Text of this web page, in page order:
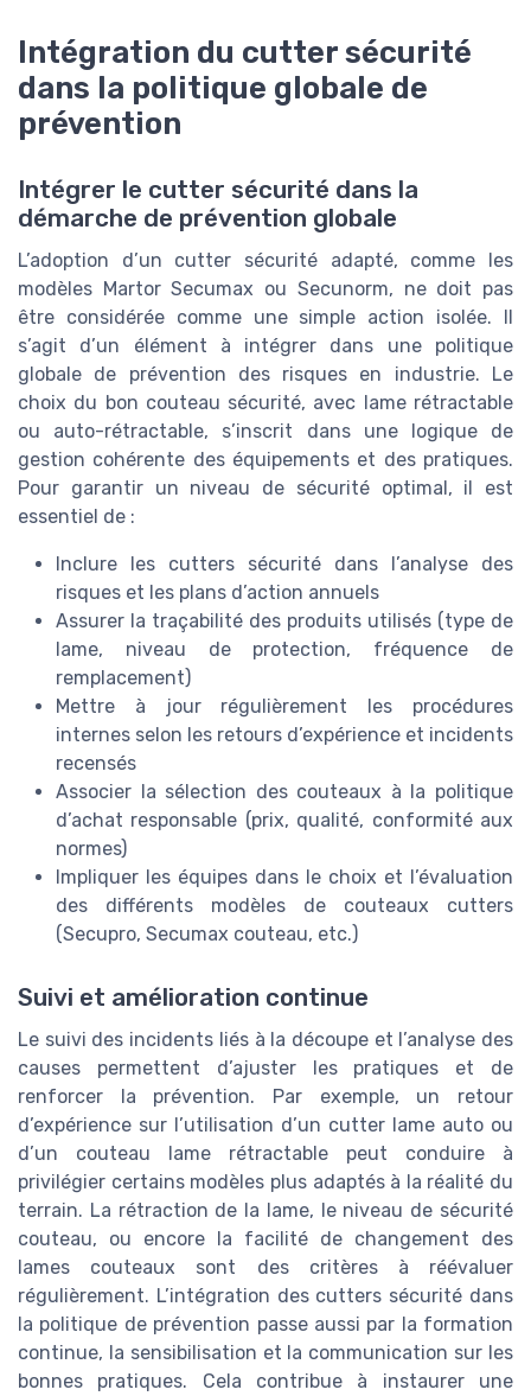
Intégration du cutter sécurité
dans la politique globale de
prévention
Intégrer le cutter sécurité dans la
démarche de prévention globale
L’adoption d’un cutter sécurité adapté, comme les
modèles Martor Secumax ou Secunorm, ne doit pas
être considérée comme une simple action isolée. Il
s’agit d’un élément à intégrer dans une politique
globale de prévention des risques en industrie. Le
choix du bon couteau sécurité, avec lame rétractable
ou auto-rétractable, s’inscrit dans une logique de
gestion cohérente des équipements et des pratiques.
Pour garantir un niveau de sécurité optimal, il est
essentiel de :
Inclure les cutters sécurité dans l’analyse des
risques et les plans d’action annuels
Assurer la traçabilité des produits utilisés (type de
lame, niveau de protection, fréquence de
remplacement)
Mettre à jour régulièrement les procédures
internes selon les retours d’expérience et incidents
recensés
Associer la sélection des couteaux à la politique
d’achat responsable (prix, qualité, conformité aux
normes)
Impliquer les équipes dans le choix et l’évaluation
des différents modèles de couteaux cutters
(Secupro, Secumax couteau, etc.)
Suivi et amélioration continue
Le suivi des incidents liés à la découpe et l’analyse des
causes permettent d’ajuster les pratiques et de
renforcer la prévention. Par exemple, un retour
d’expérience sur l’utilisation d’un cutter lame auto ou
d’un couteau lame rétractable peut conduire à
privilégier certains modèles plus adaptés à la réalité du
terrain. La rétraction de la lame, le niveau de sécurité
couteau, ou encore la facilité de changement des
lames couteaux sont des critères à réévaluer
régulièrement. L’intégration des cutters sécurité dans
la politique de prévention passe aussi par la formation
continue, la sensibilisation et la communication sur les
bonnes pratiques. Cela contribue à instaurer une